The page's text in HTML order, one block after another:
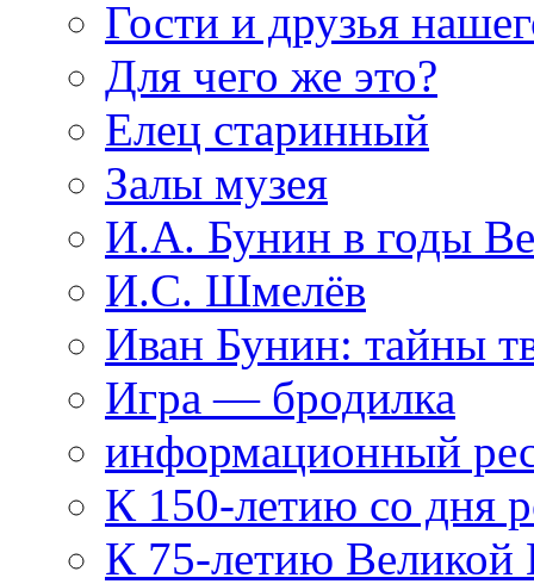
Гости и друзья
Для чего же это?
Елец старинный
Залы музея
И.А. Бунин в годы
И.С. Шмелёв
Иван Бунин: тайны
Игра — бродилка
информационный
К 150-летию со дня
К 75-летию Великой